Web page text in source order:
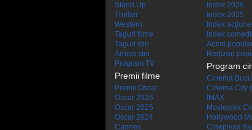
Stand Up
Thriller
Western
Taguri filme
Taguri stiri
Arhiva stiri
Program TV
Premii filme
Premii Oscar
Oscar 2026
Oscar 2025
Oscar 2024
Cannes
Index 2026
Index 2025
Index acţiune
Index
Actori
Regizori
Program
Cinema
Cinema City
IMAX
Movieplex
Hollywood
Cineplexx